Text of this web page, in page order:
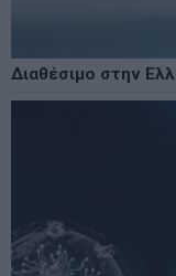
Διαθέσιμο στην